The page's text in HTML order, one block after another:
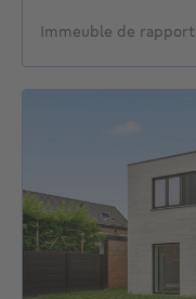
Immeuble de rapport